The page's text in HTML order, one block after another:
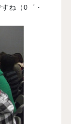
ね（0゜・